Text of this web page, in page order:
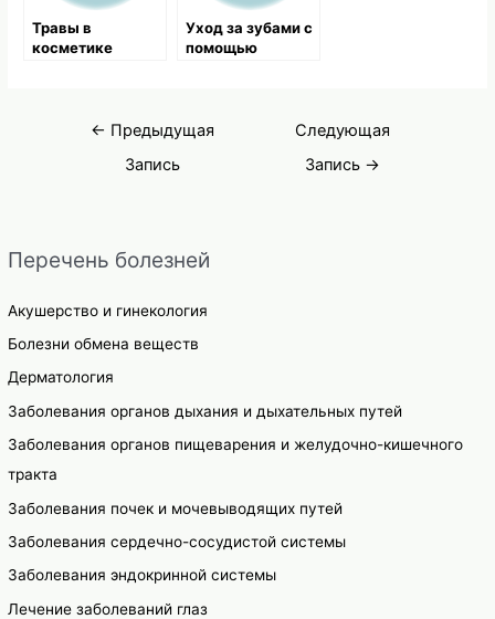
Перечень болезней
Акушерство и гинекология
Болезни обмена веществ
Дерматология
Заболевания органов дыхания и дыхательных путей
Заболевания органов пищеварения и желудочно-кишечного
тракта
Заболевания почек и мочевыводящих путей
Заболевания сердечно-сосудистой системы
Заболевания эндокринной системы
Лечение заболеваний глаз
Травы в
косметике
Уход за зубами с
помощью
Навигация
← Предыдущая
Запись
Следующая
Запись →